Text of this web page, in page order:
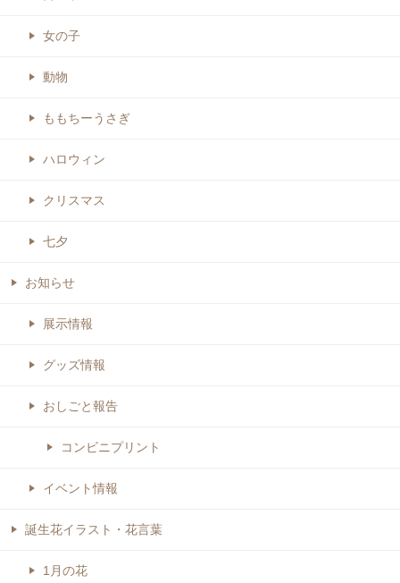
女の子
動物
ももちーうさぎ
ハロウィン
クリスマス
七夕
お知らせ
展示情報
グッズ情報
おしごと報告
コンビニプリント
イベント情報
誕生花イラスト・花言葉
1月の花